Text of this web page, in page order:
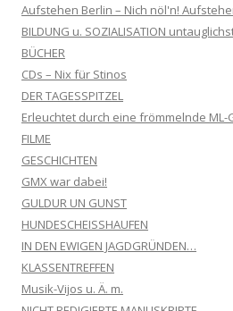
Aufstehen Berlin – Nich nöl'n!
BILDUNG u. SOZIALISATION
BÜCHER
CDs – Nix für Stinos
DER TAGESSPITZEL
Erleuchtet durch eine frömmelnde
FILME
GESCHICHTEN
GMX war dabei!
GULDUR UN GUNST
HUNDESCHEISSHAUFEN
IN DEN EWIGEN JAGDGRÜNDEN…
KLASSENTREFFEN
Musik-Vijos u. Ä. m.